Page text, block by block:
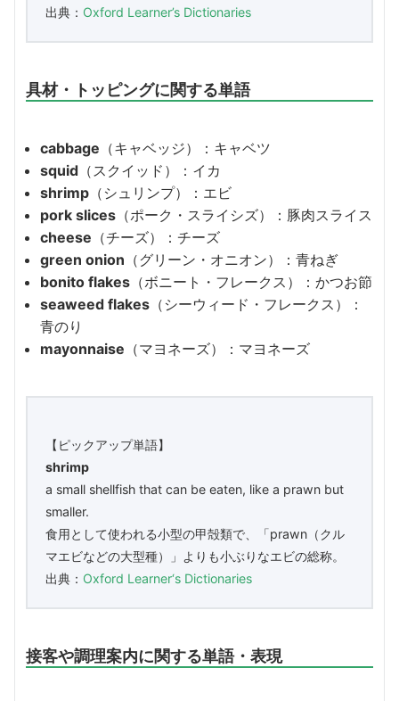
出典： Oxford Learner’s Dictionaries
具材・トッピングに関する単語
cabbage （キャベッジ）：キャベツ
squid （スクイッド）：イカ
shrimp （シュリンプ）：エビ
pork slices （ポーク・スライシズ）：豚肉スライス
cheese （チーズ）：チーズ
green onion （グリーン・オニオン）：青ねぎ
bonito flakes （ボニート・フレークス）：かつお節
seaweed flakes （シーウィード・フレークス）：
青のり
mayonnaise （マヨネーズ）：マヨネーズ
【ピックアップ単語】
shrimp
a small shellfish that can be eaten, like a prawn but
smaller.
食用として使われる小型の甲殻類で、「prawn（クル
マエビなどの大型種）」よりも小ぶりなエビの総称。
出典： Oxford Learner‘s Dictionaries
接客や調理案内に関する単語・表現